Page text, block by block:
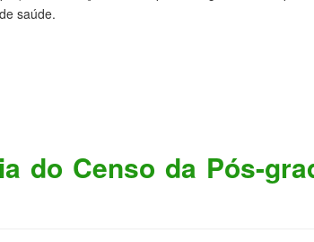
saúde.
do Censo da Pós-